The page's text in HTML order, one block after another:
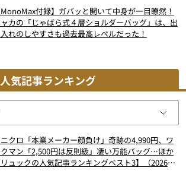
MonoMax付録】ガバッと開いて中身が一目瞭然！
カの「じゃばら式４層ショルダーバッグ」は、出
入れのしやすさも過去最高レベルだった！
気記事ランキング
クロ「本業メーカー顔負け」奇跡の4,990円、ワ
マン「2,500円は反則級」凄い万能バッグ…ほか
リュックの人気記事ランキングベスト3】（2026年